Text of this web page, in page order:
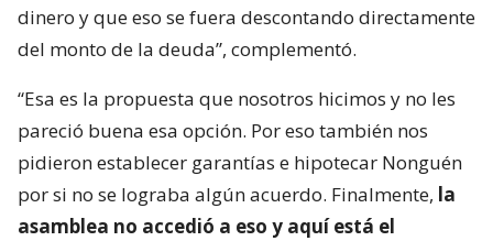
dinero y que eso se fuera descontando directamente
del monto de la deuda”, complementó.
“Esa es la propuesta que nosotros hicimos y no les
pareció buena esa opción. Por eso también nos
pidieron establecer garantías e hipotecar Nonguén
por si no se lograba algún acuerdo. Finalmente, la
asamblea no accedió a eso y aquí está el